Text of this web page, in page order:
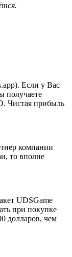
Если у Вас
получаете
Чистая прибыль
компании
то вполне
UDSGame
при покупке
долларов, чем